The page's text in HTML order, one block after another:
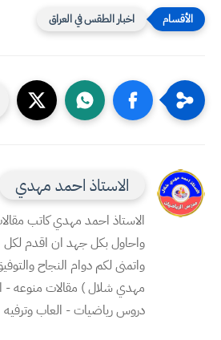
اخبار الطقس في العراق
الاستاذ احمد مهدي
الاستاذ احمد مهدي كاتب
واحاول بكل جهد ان اقدم لكل
واتمنى لكم دوام النجاح
مهدي شلال ) مقالات منوعه -
دروس رياضيات - العاب وترفيه